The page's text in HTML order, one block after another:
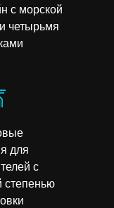
с морской
четырьмя
для
с
степенью